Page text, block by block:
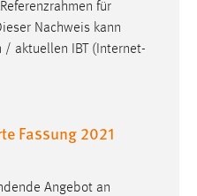
für
Nachweis kann
aktuellen IBT (Internet-
Fassung 2021
Angebot an